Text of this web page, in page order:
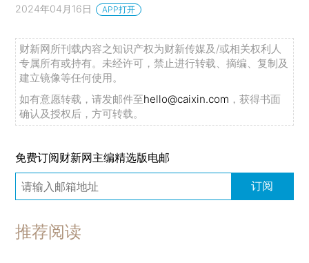
2024年04月16日 APP打开
财新网所刊载内容之知识产权为财新传媒及/或相关权利人
专属所有或持有。未经许可，禁止进行转载、摘编、复制及
建立镜像等任何使用。
如有意愿转载，请发邮件至hello@caixin.com ，获得书面
确认及授权后，方可转载。
免费订阅财新网主编精选版电邮
订阅
推荐阅读